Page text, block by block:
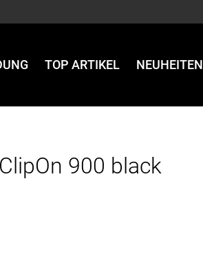
TOP ARTIKEL NEUHEITEN
900 black